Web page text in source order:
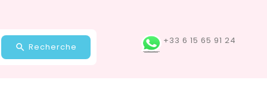
+33 6 15 65 91 24
Recherche